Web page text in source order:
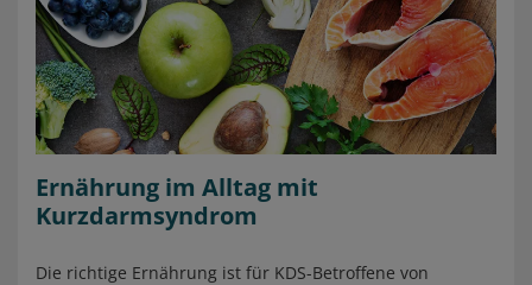
Ernährung im Alltag mit
Kurzdarmsyndrom
Die richtige Ernährung ist für KDS-Betroffene von